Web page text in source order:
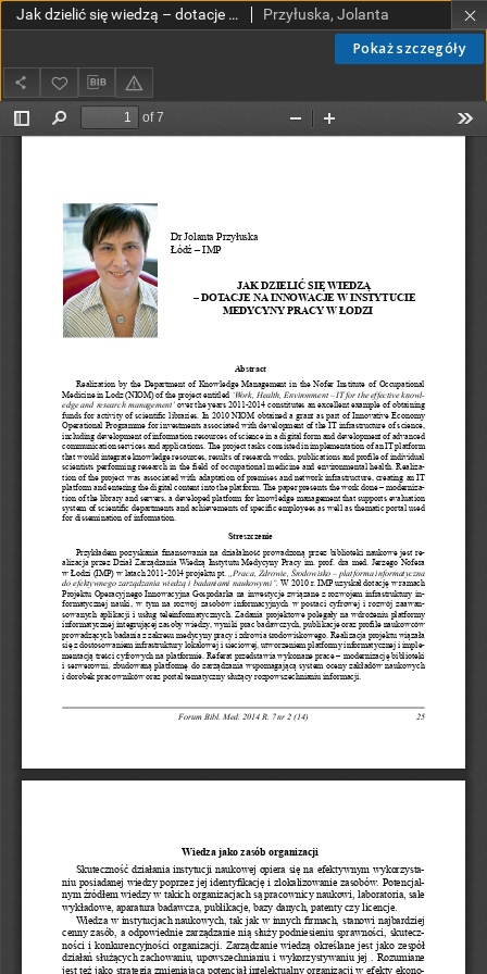
Pokaż szczegóły
Jak dzielić się wiedzą – dotacje na innowacje w Instytucie Medycyny Pracy w Łodzi Przyłuska, Jolanta